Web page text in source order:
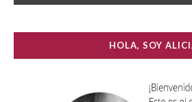
HOLA, SOY